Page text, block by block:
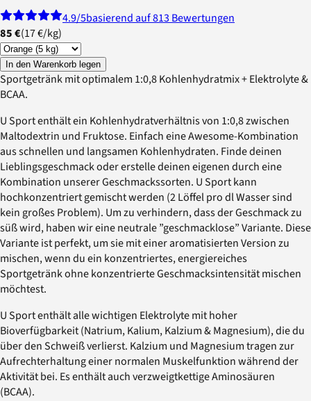
4.9/5basierend auf 813 Bewertungen
85 €(17 €/kg)
In den Warenkorb legen
Sportgetränk mit optimalem 1:0,8 Kohlenhydratmix + Elektrolyte &
BCAA.
U Sport enthält ein Kohlenhydratverhältnis von 1:0,8 zwischen
Maltodextrin und Fruktose. Einfach eine Awesome-Kombination
aus schnellen und langsamen Kohlenhydraten. Finde deinen
Lieblingsgeschmack oder erstelle deinen eigenen durch eine
Kombination unserer Geschmackssorten. U Sport kann
hochkonzentriert gemischt werden (2 Löffel pro dl Wasser sind
kein großes Problem). Um zu verhindern, dass der Geschmack zu
süß wird, haben wir eine neutrale ”geschmacklose” Variante. Diese
Variante ist perfekt, um sie mit einer aromatisierten Version zu
mischen, wenn du ein konzentriertes, energiereiches
Sportgetränk ohne konzentrierte Geschmacksintensität mischen
möchtest.
U Sport enthält alle wichtigen Elektrolyte mit hoher
Bioverfügbarkeit (Natrium, Kalium, Kalzium & Magnesium), die du
über den Schweiß verlierst. Kalzium und Magnesium tragen zur
Aufrechterhaltung einer normalen Muskelfunktion während der
Aktivität bei. Es enthält auch verzweigtkettige Aminosäuren
(BCAA).